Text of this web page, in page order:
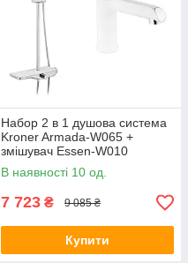
Набор 2 в 1 душова система
Kroner Armada-W065 +
змішувач Essen-W010
В наявності 10 од.
7 723 ₴ 9 085 ₴
Купити